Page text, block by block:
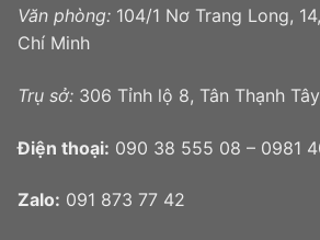
Văn phòng: 104/1 Nơ Trang Long,
Chí Minh
Trụ sở: 306 Tỉnh lộ 8, Tân Thạnh
Điện thoại: 090 38 555 08 – 0981
Zalo: 091 873 77 42